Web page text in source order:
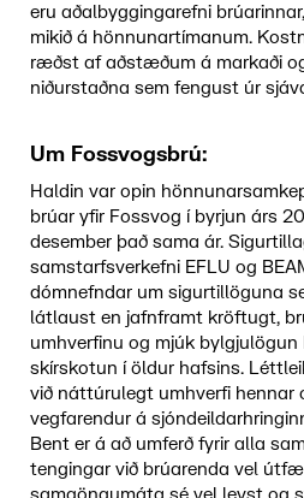
eru aðalbyggingarefni
mikið á hönnunartímanum.
ræðst af aðstæðum á markaði
niðurstaðna sem fengust úr
Um Fossvogsbrú:
Haldin var opin
brúar yfir Fossvog í byrjun árs
desember það sama ár.
samstarfsverkefni EFLU og
dómnefndar um sigurtillöguna
látlaust en jafnframt kröftugt,
umhverfinu og mjúk bylgjulögun
skírskotun í öldur hafsins.
við náttúrulegt umhverfi hennar
vegfarendur á
Bent er á að umferð fyrir alla
tengingar við brúarenda vel